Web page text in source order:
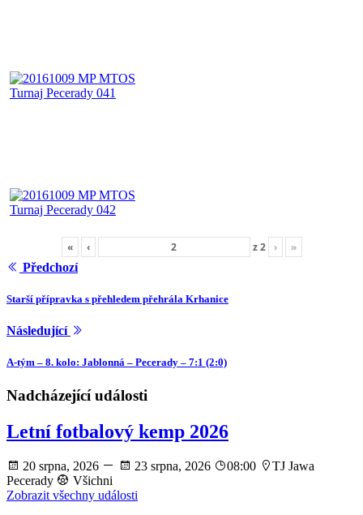
« ‹ z2 ›
»
Předchozí
Starší přípravka s přehledem přehrála Krhanice
Následující
A-tým – 8. kolo: Jablonná – Pecerady – 7:1 (2:0)
Nadcházející události
Letní fotbalový kemp 2026
20 srpna, 2026 23 srpna, 2026 08:00
TJ Jawa
Pecerady
Všichni
Zobrazit všechny události